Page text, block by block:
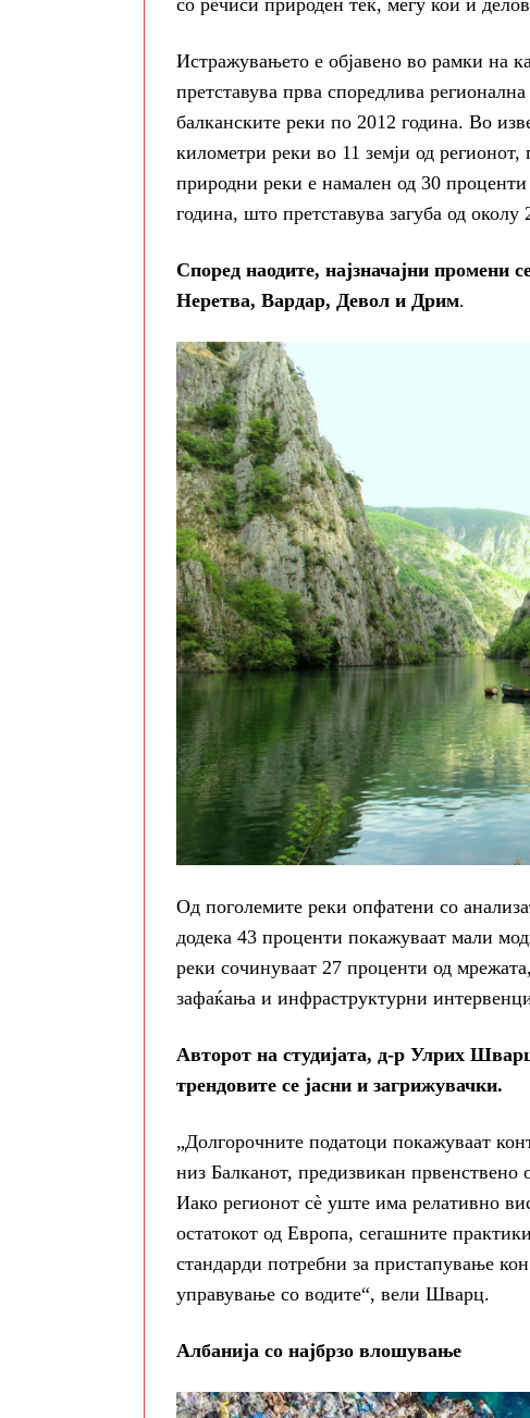
Истражувањето е објавено во рамки на
претставува прва споредлива
балканските реки по 2012 година. Во
километри реки во 11 земји од
природни реки е намален од 30
година, што претставува загуба од
Според наодите, најзначајни промени
Неретва, Вардар, Девол и Дрим.
Од поголемите реки опфатени со
додека 43 проценти покажуваат мали
реки сочинуваат 27 проценти од
зафаќања и инфраструктурни
Авторот на студијата, д-р Улрих
трендовите се јасни и загрижувачки.
„Долгорочните податоци покажуваат
низ Балканот, предизвикан
Иако регионот сè уште има релативно
остатокот од Европа, сегашните
стандарди потребни за пристапување
управување со водите“, вели Шварц.
Албанија со најбрзо влошување